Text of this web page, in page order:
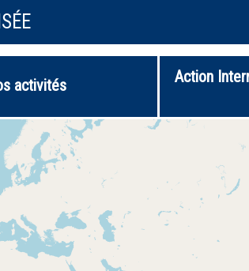
activités
Action